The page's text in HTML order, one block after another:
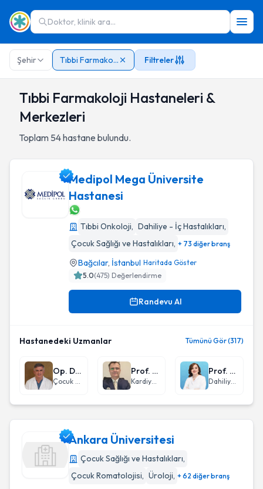
Doktor, klinik ara...
Şehir Tıbbi Farmakoloji Filtreler
Tıbbi Farmakoloji Hastaneleri &
Merkezleri
Toplam 54hastane bulundu.
Medipol Mega Üniversite Hastanesi
Medipol Mega Üniversite
Hastanesi
Tıbbi Onkoloji, Dahiliye - İç Hastalıkları,
Çocuk Sağlığı ve Hastalıkları, + 73 diğer branş
Bağcılar, İstanbul Haritada Göster
5.0(475) Değerlendirme
Randevu Al
Hastanedeki Uzmanlar Tümünü Gör (317)
Op. Dr. Mehmet Şerif Arslan
Çocuk Cerrahisi
Prof. Dr. Bülent Demir
Kardiyoloji
Prof. Dr. Sevgi Aras
Dahiliye - İç Hastalıkları
Ankara Üniversitesi
Çocuk Sağlığı ve Hastalıkları,
Çocuk Romatolojisi, Üroloji, + 62 diğer branş